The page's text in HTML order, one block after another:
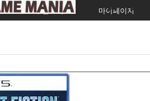
주문조회 마이페이지